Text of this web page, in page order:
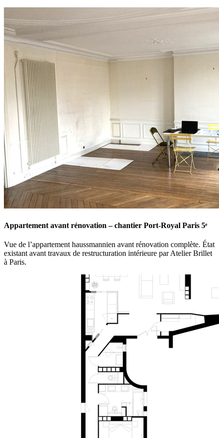
Appartement avant rénovation – chantier Port-Royal Paris 5ᵉ
Vue de l’appartement haussmannien avant rénovation complète. État
existant avant travaux de restructuration intérieure par Atelier Brillet
à Paris.